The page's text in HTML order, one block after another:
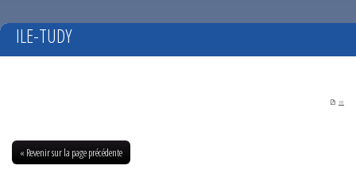
ILE-TUDY
PDF
« Revenir sur la page précédente